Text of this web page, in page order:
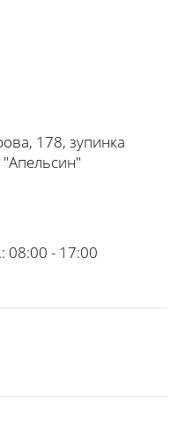
178, зупинка
"Апельсин"
08:00 - 17:00